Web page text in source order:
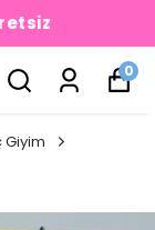
0
Giyim